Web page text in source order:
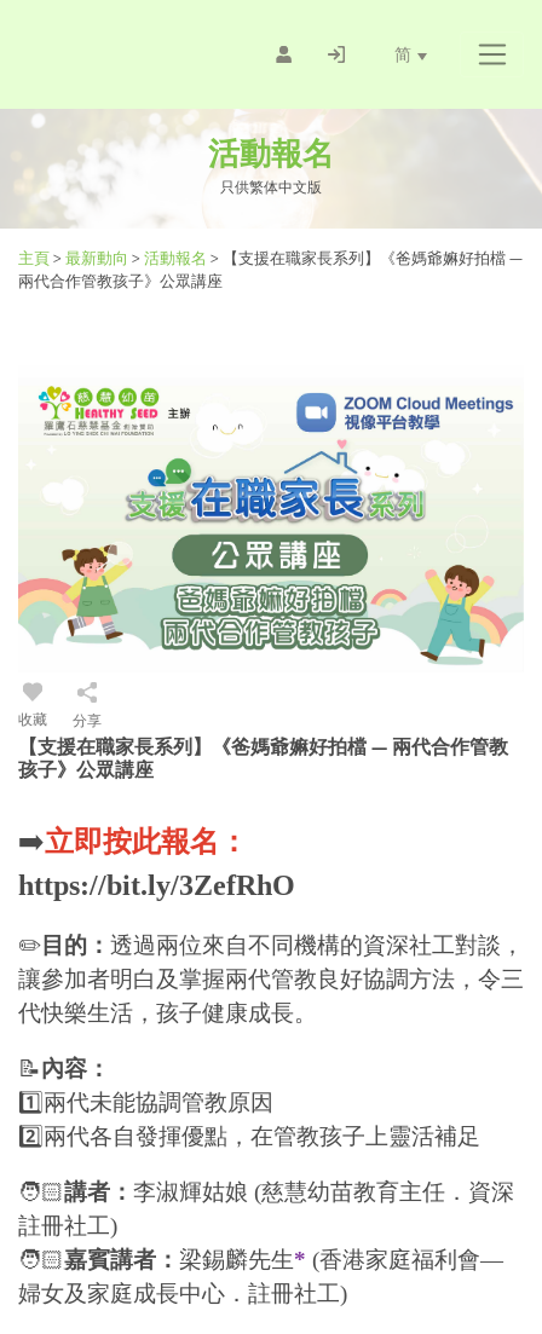
简
活動報名
只供繁体中文版
主頁> 最新動向 > 活動報名 >
【支援在職家長系列】《爸媽爺嫲好拍檔 —
兩代合作管教孩子》公眾講座
收藏 分享
【支援在職家長系列】《爸媽爺嫲好拍檔 — 兩代合作管教
孩子》公眾講座
➡️立即按此報名：
https://bit.ly/3ZefRhO
✏️目的： 透過兩位來自不同機構的資深社工對談，
讓參加者明白及掌握兩代管教良好協調方法，令三
代快樂生活，孩子健康成長。
📝內容：
1️⃣兩代未能協調管教原因
2️⃣兩代各自發揮優點，在管教孩子上靈活補足
🧑🏻講者： 李淑輝姑娘 (慈慧幼苗教育主任．資深
註冊社工)
🧑🏻嘉賓講者： 梁錫麟先生* (香港家庭福利會—
婦女及家庭成長中心．註冊社工)